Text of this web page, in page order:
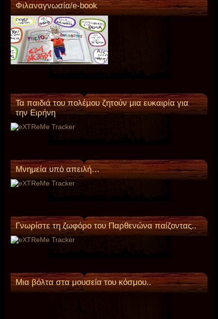
Φιλαναγνωσία/e-book
Τα παιδιά του πολέμου ζητούν μια ευκαιρία για
την Ειρήνη
Mνημεία υπό απειλή…
Γνωρίστε τη ζωφόρο του Παρθενώνα παίζοντας..
Μια βόλτα στα μουσεία του κόσμου..